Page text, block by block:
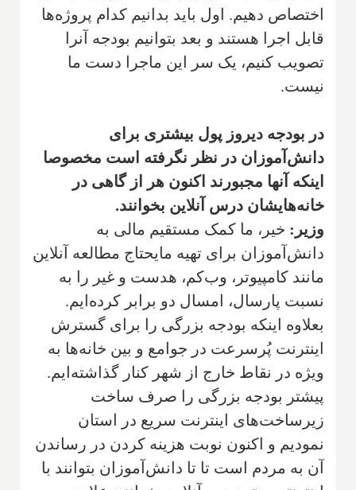
اختصاص دهیم. اول باید بدانیم کدام پروژه‌ها
قابل اجرا هستند و بعد بتوانیم بودجه آنرا
تصویب کنیم، یک سر این ماجرا دست ما
نیست.
در بودجه دیروز پول بیشتری برای
دانش‌آموزان در نظر نگرفته است مخصوصا
اینکه آنها مجبورند اکنون هر از گاهی در
خانه‌هایشان درس آنلاین بخوانند.
وزیر: خیر، ما کمک مستقیم مالی به
دانش‌آموزان برای تهیه مایحتاج مطالعه آنلاین
مانند کامپیوتر، وب‌کم، هدست و غیر را به
نسبت پارسال، امسال دو برابر کرده‌ایم.
بعلاوه اینکه بودجه بزرگی را برای گسترش
اینترنت پُرسرعت در جوامع و بین خانه‌ها به
ویژه در نقاط خارج از شهر کنار گذاشته‌ایم.
پیشتر بودجه بزرگی را صرف ساخت
زیرساخت‌های اینترنت سریع در استان
نمودیم و اکنون نوبت هزینه کردن در رساندن
آن به مردم است تا تا دانش‌آموزان بتوانند با